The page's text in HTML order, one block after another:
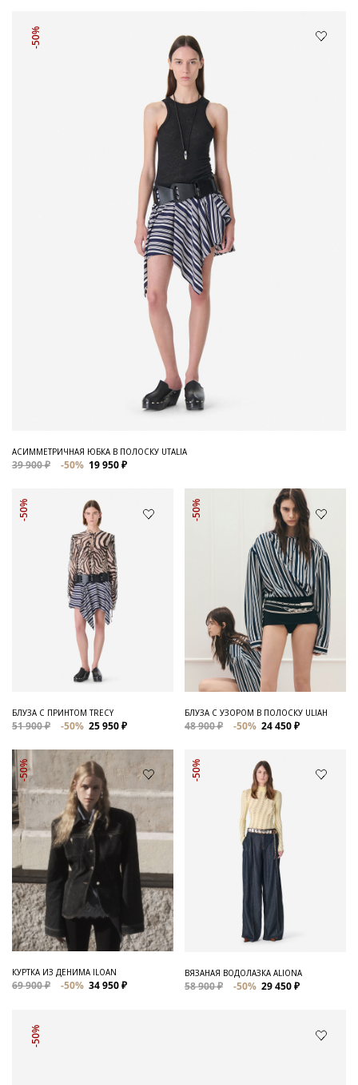
-50%
АСИММЕТРИЧНАЯ ЮБКА В ПОЛОСКУ UTALIA
39 900 ₽ -50% 19 950 ₽
-50%
БЛУЗА С ПРИНТОМ TRECY
51 900 ₽ -50% 25 950 ₽
-50%
БЛУЗА С УЗОРОМ В ПОЛОСКУ ULIAH
48 900 ₽ -50% 24 450 ₽
-50%
КУРТКА ИЗ ДЕНИМА ILOAN
69 900 ₽ -50% 34 950 ₽
-50%
ВЯЗАНАЯ ВОДОЛАЗКА ALIONA
58 900 ₽ -50% 29 450 ₽
-50%